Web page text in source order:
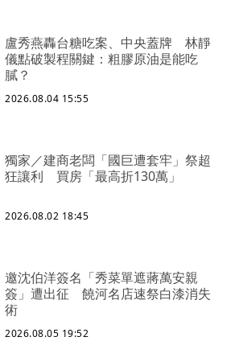
盧秀燕轟台糖吃案、中央蓋牌 林靜
儀點破製程關鍵：粗膠原油是能吃
膩？
2026.08.04 15:55
獨家／建商老闆「國巨遭套牢」祭超
狂讓利 買房「最高折130萬」
2026.08.02 18:45
邀沈伯洋簽名「秀菜單遮蔣萬安親
簽」遭出征 饒河名店速祭白漆消失
術
2026.08.05 19:52